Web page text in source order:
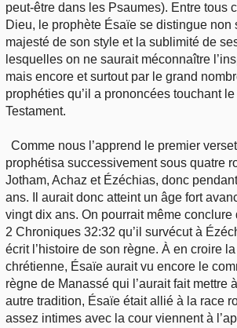
peut-être dans les Psaumes). Entre tous
Dieu, le prophète Ésaïe se distingue non
majesté de son style et la sublimité de
lesquelles on ne saurait méconnaître
mais encore et surtout par le grand
prophéties qu’il a prononcées touchant
Testament.
Comme nous l’apprend le premier
prophétisa successivement sous quatre
Jotham, Achaz et Ézéchias, donc
ans. Il aurait donc atteint un âge fort
vingt dix ans. On pourrait même conclure
2 Chroniques 32:32 qu’il survécut à
écrit l’histoire de son règne. À en croire
chrétienne, Ésaïe aurait vu encore le
règne de Manassé qui l’aurait fait mettre
autre tradition, Ésaïe était allié à la race
assez intimes avec la cour viennent à